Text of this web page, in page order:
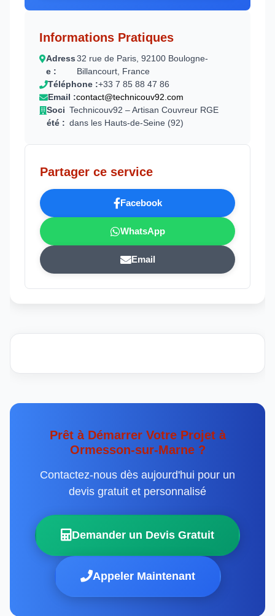
Informations Pratiques
Adress
e :
32 rue de Paris, 92100 Boulogne-
Billancourt, France
Téléphone :+33 7 85 88 47 86
Email :contact@technicouv92.com
Soci
été :
Technicouv92 – Artisan Couvreur RGE
dans les Hauts-de-Seine (92)
Partager ce service
Facebook
WhatsApp
Email
Prêt à Démarrer Votre Projet à
Ormesson-sur-Marne ?
Contactez-nous dès aujourd'hui pour un
devis gratuit et personnalisé
Demander un Devis Gratuit
Appeler Maintenant